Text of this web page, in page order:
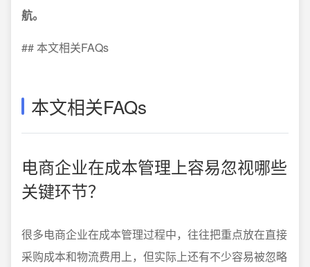
航。
## 本文相关FAQs
本文相关FAQs
电商企业在成本管理上容易忽视哪些
关键环节？
很多电商企业在成本管理过程中，往往把重点放在直接
采购成本和物流费用上，但实际上还有不少容易被忽略